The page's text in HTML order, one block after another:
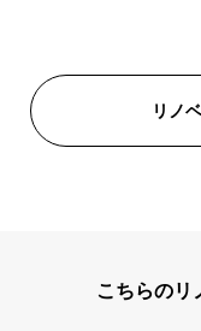
リノ
こちらのリ